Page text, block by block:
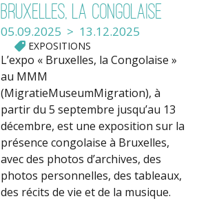
Bruxelles, la Congolaise
05.09.2025 > 13.12.2025
EXPOSITIONS
L’expo « Bruxelles, la Congolaise »
au MMM
(MigratieMuseumMigration), à
partir du 5 septembre jusqu’au 13
décembre, est une exposition sur la
présence congolaise à Bruxelles,
avec des photos d’archives, des
photos personnelles, des tableaux,
des récits de vie et de la musique.